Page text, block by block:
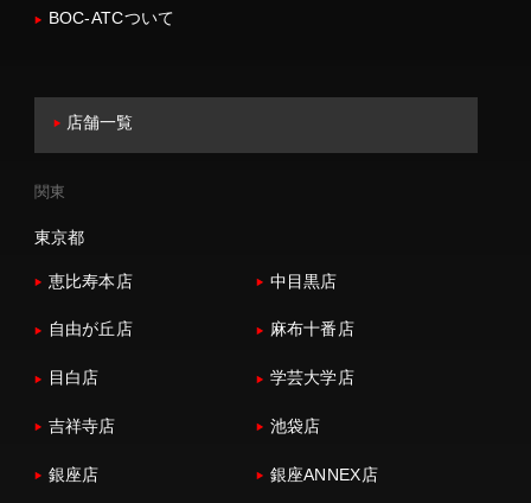
BOC-ATCついて
店舗一覧
関東
東京都
恵比寿本店 中目黒店
自由が丘店 麻布十番店
目白店 学芸大学店
吉祥寺店 池袋店
銀座店 銀座ANNEX店